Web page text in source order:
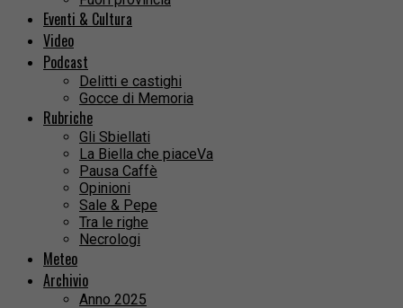
Eventi & Cultura
Video
Podcast
Delitti e castighi
Gocce di Memoria
Rubriche
Gli Sbiellati
La Biella che piaceVa
Pausa Caffè
Opinioni
Sale & Pepe
Tra le righe
Necrologi
Meteo
Archivio
Anno 2025